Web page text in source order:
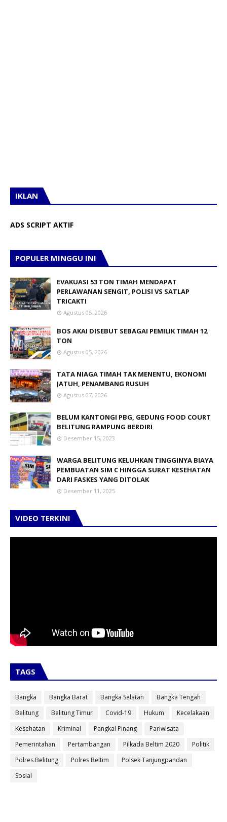
IKLAN
ADS SCRIPT AKTIF
POPULER MINGGU INI
EVAKUASI 53 TON TIMAH MENDAPAT
PERLAWANAN SENGIT, POLISI VS SATLAP
TRICAKTI
Agustus 05, 2026
BOS AKAI DISEBUT SEBAGAI PEMILIK TIMAH 12
TON
Agustus 05, 2026
TATA NIAGA TIMAH TAK MENENTU, EKONOMI
JATUH, PENAMBANG RUSUH
Agustus 07, 2026
BELUM KANTONGI PBG, GEDUNG FOOD COURT
BELITUNG RAMPUNG BERDIRI
Desember 15, 2023
WARGA BELITUNG KELUHKAN TINGGINYA BIAYA
PEMBUATAN SIM C HINGGA SURAT KESEHATAN
DARI FASKES YANG DITOLAK
Desember 11, 2025
VIDEO TERKINI
TAGS
Bangka Bangka Barat Bangka Selatan
Bangka Tengah
Belitung
Belitung Timur Covid-19 Hukum
Kecelakaan
Kesehatan
Kriminal Pangkal Pinang
Pariwisata
Pemerintahan
Pertambangan Pilkada Beltim 2020
Politik
Polres Belitung
Polres Beltim
Polsek Tanjungpandan
Sosial